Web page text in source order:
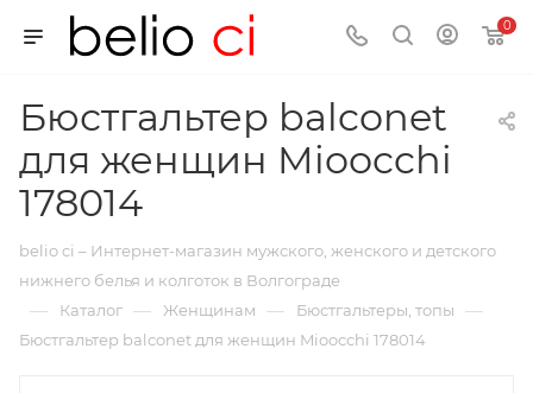
0
Бюстгальтер balconet
для женщин Mioocchi
178014
belio ci – Интернет-магазин мужского, женского и детского
нижнего белья и колготок в Волгограде
— Каталог — Женщинам — Бюстгальтеры, топы —
Бюстгальтер balconet для женщин Mioocchi 178014